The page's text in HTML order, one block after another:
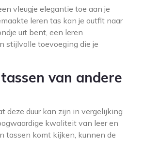
vleugje elegantie toe aan je
leren tas kan je outfit naar
uit bent, een leren
stijlvolle toevoeging die je
van andere
deze duur kan zijn in vergelijking
kwaliteit van leer en
tassen komt kijken, kunnen de